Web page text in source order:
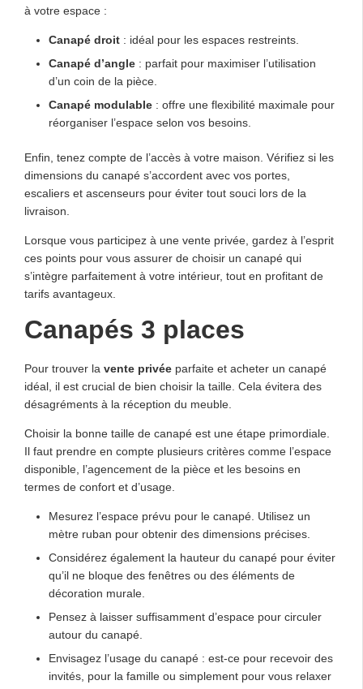
à votre espace :
Canapé droit : idéal pour les espaces restreints.
Canapé d’angle : parfait pour maximiser l’utilisation
d’un coin de la pièce.
Canapé modulable : offre une flexibilité maximale pour
réorganiser l’espace selon vos besoins.
Enfin, tenez compte de l’accès à votre maison. Vérifiez si les
dimensions du canapé s’accordent avec vos portes,
escaliers et ascenseurs pour éviter tout souci lors de la
livraison.
Lorsque vous participez à une vente privée, gardez à l’esprit
ces points pour vous assurer de choisir un canapé qui
s’intègre parfaitement à votre intérieur, tout en profitant de
tarifs avantageux.
Canapés 3 places
Pour trouver la vente privée parfaite et acheter un canapé
idéal, il est crucial de bien choisir la taille. Cela évitera des
désagréments à la réception du meuble.
Choisir la bonne taille de canapé est une étape primordiale.
Il faut prendre en compte plusieurs critères comme l’espace
disponible, l’agencement de la pièce et les besoins en
termes de confort et d’usage.
Mesurez l’espace prévu pour le canapé. Utilisez un
mètre ruban pour obtenir des dimensions précises.
Considérez également la hauteur du canapé pour éviter
qu’il ne bloque des fenêtres ou des éléments de
décoration murale.
Pensez à laisser suffisamment d’espace pour circuler
autour du canapé.
Envisagez l’usage du canapé : est-ce pour recevoir des
invités, pour la famille ou simplement pour vous relaxer